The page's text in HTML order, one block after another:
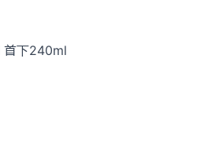
首下240ml